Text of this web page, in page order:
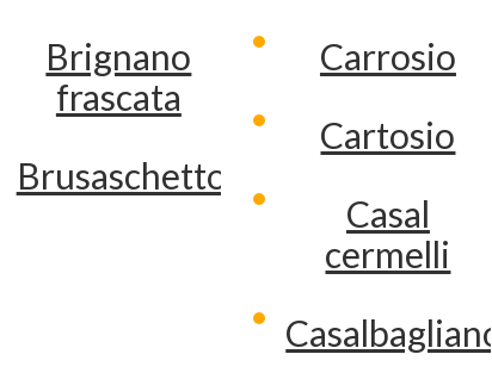
Brignano
frascata
Brusaschetto
Carrosio
Cartosio
Casal
cermelli
Casalbagliano